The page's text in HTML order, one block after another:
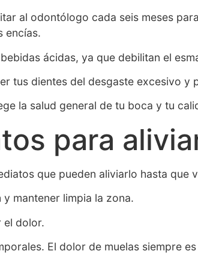
al odontólogo cada seis meses
encías.
ácidas, ya que debilitan el
tus dientes del desgaste excesivo y
la salud general de tu boca y tu
para
que pueden aliviarlo hasta que
mantener limpia la zona.
el dolor.
El dolor de muelas siempre